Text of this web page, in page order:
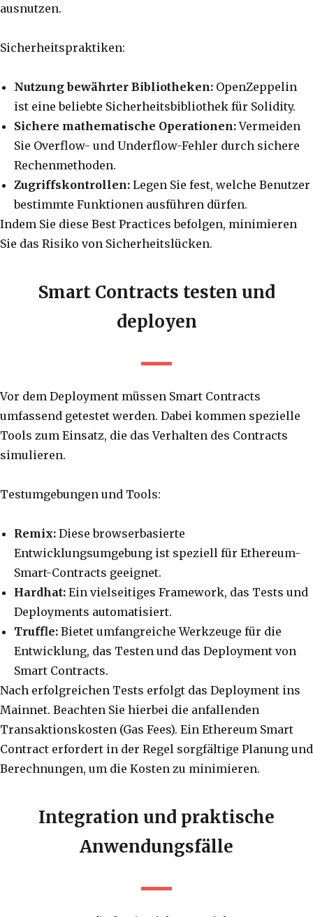
ausnutzen.
Sicherheitspraktiken:
Nutzung bewährter Bibliotheken: OpenZeppelin
ist eine beliebte Sicherheitsbibliothek für Solidity.
Sichere mathematische Operationen:Vermeiden
Sie Overflow- und Underflow-Fehler durch sichere
Rechenmethoden.
Zugriffskontrollen: Legen Sie fest, welche Benutzer
bestimmte Funktionen ausführen dürfen.
Indem Sie diese Best Practices befolgen, minimieren
Sie das Risiko von Sicherheitslücken.
Smart Contracts testen und
deployen
Vor dem Deployment müssen Smart Contracts
umfassend getestet werden. Dabei kommen spezielle
Tools zum Einsatz, die das Verhalten des Contracts
simulieren.
Testumgebungen und Tools:
Remix: Diese browserbasierte
Entwicklungsumgebung ist speziell für Ethereum-
Smart-Contracts geeignet.
Hardhat: Ein vielseitiges Framework, das Tests und
Deployments automatisiert.
Truffle: Bietet umfangreiche Werkzeuge für die
Entwicklung, das Testen und das Deployment von
Smart Contracts.
Nach erfolgreichen Tests erfolgt das Deployment ins
Mainnet. Beachten Sie hierbei die anfallenden
Transaktionskosten (Gas Fees). Ein Ethereum Smart
Contract erfordert in der Regel sorgfältige Planung und
Berechnungen, um die Kosten zu minimieren.
Integration und praktische
Anwendungsfälle